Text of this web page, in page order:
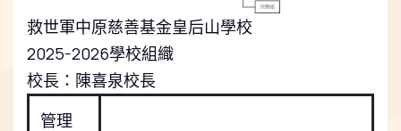
救世軍中原慈善基金皇后山學校
2025-2026學校組織
校長：陳喜泉校長
管理